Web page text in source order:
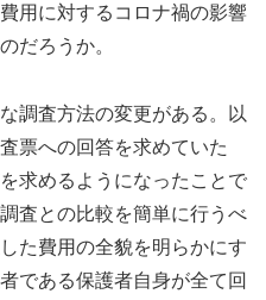
用に対するコロナ禍の影響
だろうか。
調査方法の変更がある。以
票への回答を求めていた
求めるようになったことで
査との比較を簡単に行うべ
た費用の全貌を明らかにす
である保護者自身が全て回